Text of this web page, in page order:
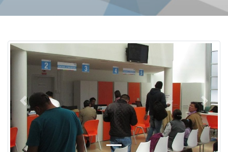
Previous Next